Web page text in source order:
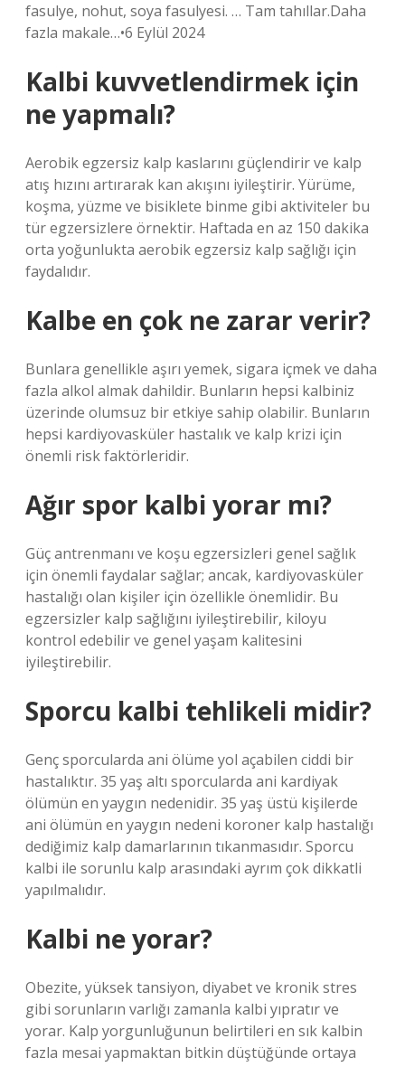
fasulye, nohut, soya fasulyesi. … Tam tahıllar.Daha
fazla makale…•6 Eylül 2024
Kalbi kuvvetlendirmek için
ne yapmalı?
Aerobik egzersiz kalp kaslarını güçlendirir ve kalp
atış hızını artırarak kan akışını iyileştirir. Yürüme,
koşma, yüzme ve bisiklete binme gibi aktiviteler bu
tür egzersizlere örnektir. Haftada en az 150 dakika
orta yoğunlukta aerobik egzersiz kalp sağlığı için
faydalıdır.
Kalbe en çok ne zarar verir?
Bunlara genellikle aşırı yemek, sigara içmek ve daha
fazla alkol almak dahildir. Bunların hepsi kalbiniz
üzerinde olumsuz bir etkiye sahip olabilir. Bunların
hepsi kardiyovasküler hastalık ve kalp krizi için
önemli risk faktörleridir.
Ağır spor kalbi yorar mı?
Güç antrenmanı ve koşu egzersizleri genel sağlık
için önemli faydalar sağlar; ancak, kardiyovasküler
hastalığı olan kişiler için özellikle önemlidir. Bu
egzersizler kalp sağlığını iyileştirebilir, kiloyu
kontrol edebilir ve genel yaşam kalitesini
iyileştirebilir.
Sporcu kalbi tehlikeli midir?
Genç sporcularda ani ölüme yol açabilen ciddi bir
hastalıktır. 35 yaş altı sporcularda ani kardiyak
ölümün en yaygın nedenidir. 35 yaş üstü kişilerde
ani ölümün en yaygın nedeni koroner kalp hastalığı
dediğimiz kalp damarlarının tıkanmasıdır. Sporcu
kalbi ile sorunlu kalp arasındaki ayrım çok dikkatli
yapılmalıdır.
Kalbi ne yorar?
Obezite, yüksek tansiyon, diyabet ve kronik stres
gibi sorunların varlığı zamanla kalbi yıpratır ve
yorar. Kalp yorgunluğunun belirtileri en sık kalbin
fazla mesai yapmaktan bitkin düştüğünde ortaya